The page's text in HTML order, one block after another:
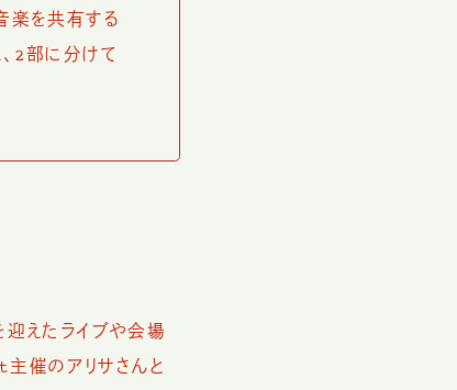
楽を共有する
2部に分けて
迎えたライブや会場
催のアリサさんと